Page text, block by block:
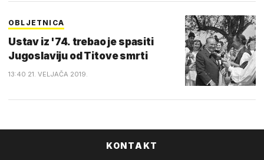
OBLJETNICA
Ustav iz '74. trebao je spasiti
Jugoslaviju od Titove smrti
13:40 21. VELJAČA 2019.
KONTAKT